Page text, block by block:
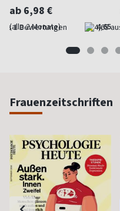
ab 6,98 €
(alle 2 Monate) 4,65
Frauenzeitschriften